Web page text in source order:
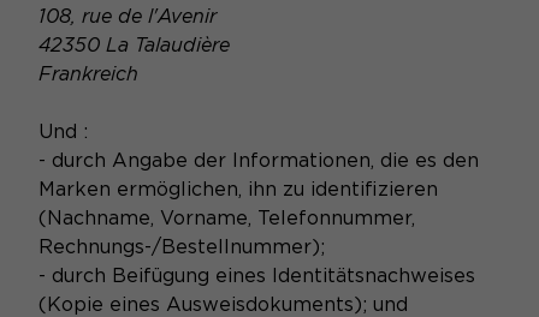
108, rue de l'Avenir
42350 La Talaudière
Frankreich
Und :
- durch Angabe der Informationen, die es den
Marken ermöglichen, ihn zu identifizieren
(Nachname, Vorname, Telefonnummer,
Rechnungs-/Bestellnummer);
- durch Beifügung eines Identitätsnachweises
(Kopie eines Ausweisdokuments); und